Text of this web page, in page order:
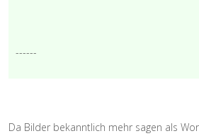
------
Da Bilder bekanntlich mehr sagen als